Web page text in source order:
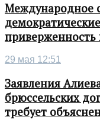
Международное
29 мая 12:51
Заявления
брюссельских
требует